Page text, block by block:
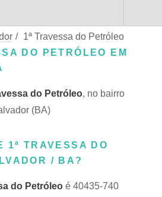
/ 1ª Travessa do Petróleo
DO PETRÓLEO EM
do Petróleo, no bairro
(BA)
1ª TRAVESSA DO
/ BA?
do Petróleo é 40435-740